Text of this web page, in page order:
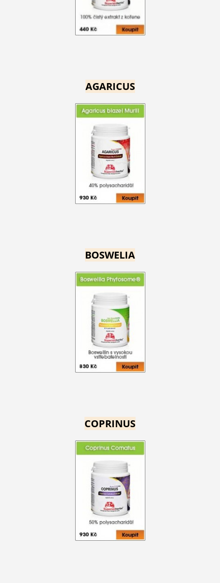
AGARICUS
BOSWELIA
COPRINUS